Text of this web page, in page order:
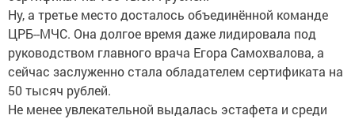
Ну, а третье место досталось объединённой команде
ЦРБ--МЧС. Она долгое время даже лидировала под
руководством главного врача Егора Самохвалова, а
сейчас заслуженно стала обладателем сертификата на
50 тысяч рублей.
Не менее увлекательной выдалась эстафета и среди